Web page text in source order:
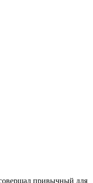
привычный для